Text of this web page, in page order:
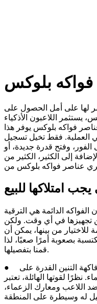
بلوكس
لها على أمل الحصول على
اللاعبون الأذكياء
فواكه بلوكس يوفر هذا
العملية. فقط تخيل تسجيل
الفور، وفتح قدرة جديدة، أو
إلى الكثير، الكثير من
امتلاكها للبيع
الفواكه الدائمة هي الترقية
تجهيزها في أي وقت. ولكن
من بينها، يمكن أن
بصعوبة أمرًا صعبًا، لذا
قمنا بتفصيلها.
● التنين القدرة على
لقوتها الهائلة، تعتبر
اللاعب ومعارك الزعماء،